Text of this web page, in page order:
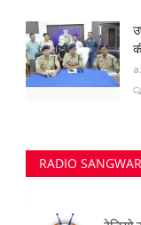
RADIO